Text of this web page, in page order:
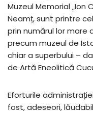
Muzeul Memorial „Ion
Neamț, sunt printre
prin numărul lor mare
precum muzeul de
chiar a superbului –
de Artă Eneolitică
Eforturile
fost, adeseori,